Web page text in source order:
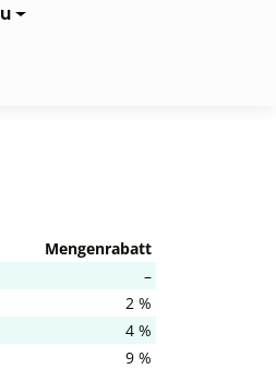
Mengenrabatt
–
2 %
4 %
9 %